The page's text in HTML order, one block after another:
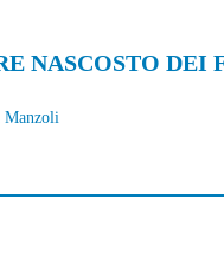
NASCOSTO DEI
Manzoli